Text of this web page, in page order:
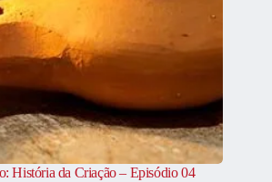
História da Criação – Episódio 04